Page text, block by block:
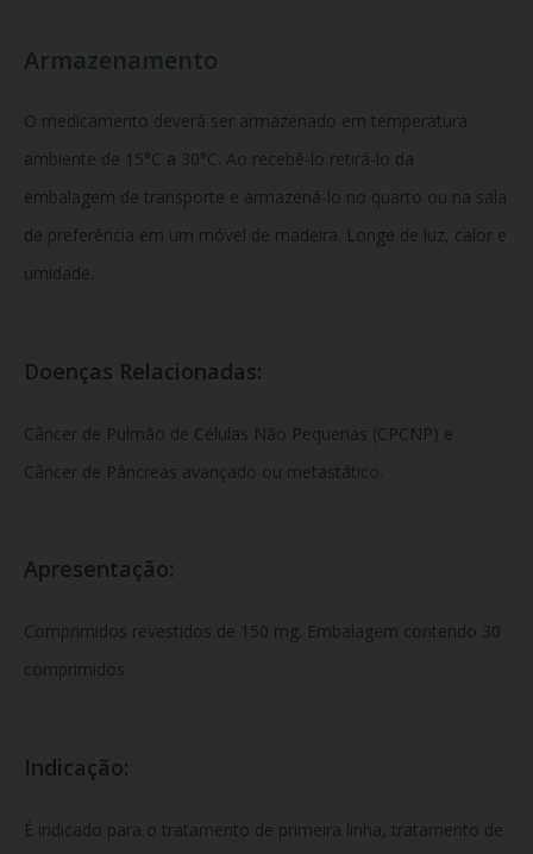
Armazenamento
O medicamento deverá ser armazenado em temperatura
ambiente de 15°C a 30°C. Ao recebê-lo retirá-lo da
embalagem de transporte e armazená-lo no quarto ou na sala
de preferência em um móvel de madeira. Longe de luz, calor e
umidade.
Doenças Relacionadas:
Câncer de Pulmão de Células Não Pequenas (CPCNP) e
Câncer de Pâncreas avançado ou metastático.
Apresentação:
Comprimidos revestidos de 150 mg. Embalagem contendo 30
comprimidos.
Indicação:
É indicado para o tratamento de primeira linha, tratamento de